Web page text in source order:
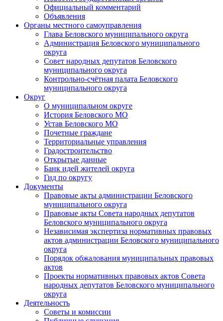
Официальный комментарий
Объявления
Органы местного самоуправления
Глава Беловского муниципального округа
Администрация Беловского муниципального
округа
Совет народных депутатов Беловского
муниципального округа
Контрольно-счётная палата Беловского
муниципального округа
Округ
О муниципальном округе
История Беловского МО
Устав Беловского МО
Почетные граждане
Территориальные управления
Градостроительство
Открытые данные
Банк идей жителей округа
Гид по округу
Документы
Правовые акты администрации Беловского
муниципального округа
Правовые акты Совета народных депутатов
Беловского муниципального округа
Независимая экспертиза нормативных правовых
актов администрации Беловского муниципального
округа
Порядок обжалования муниципальных правовых
актов
Проекты нормативных правовых актов Совета
народных депутатов Беловского муниципального
округа
Деятельность
Советы и комиссии